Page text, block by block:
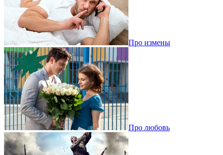
Про измены
Про любовь